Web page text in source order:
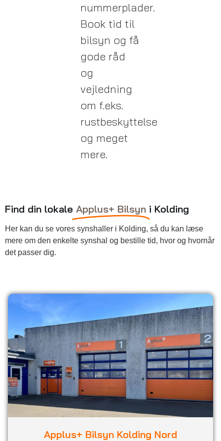
nummerplader.
Book tid til
bilsyn og få
gode råd
og
vejledning
om f.eks.
rustbeskyttelse
og meget
mere.
Find din lokale Applus+ Bilsyn i Kolding
Her kan du se vores synshaller i Kolding, så du kan læse
mere om den enkelte synshal og bestille tid, hvor og hvornår
det passer dig.
Applus+ Bilsyn Kolding Nord